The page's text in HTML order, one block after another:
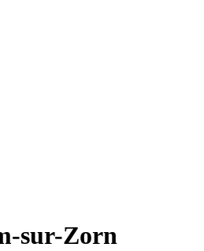
sur-Zorn